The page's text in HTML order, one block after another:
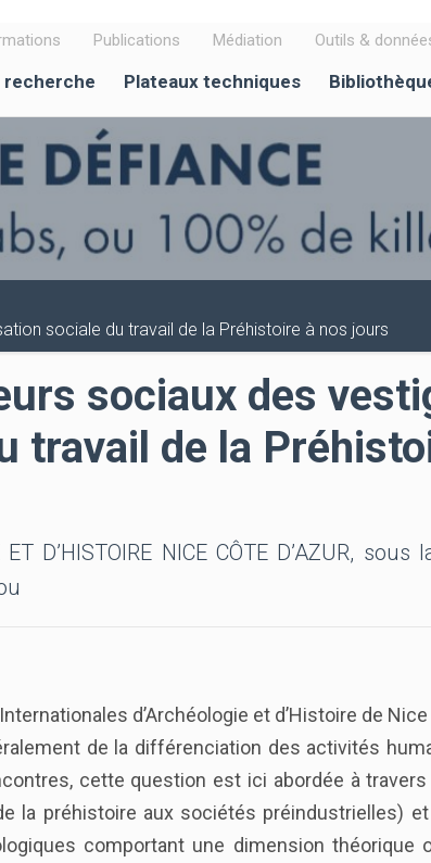
Publications Médiation Outils &
recherche Plateaux techniques
sociale du travail de la Préhistoire à nos jours
sociaux des
travail de la
ET D’HISTOIRE NICE CÔTE D’AZUR,
d’Archéologie et d’Histoire de
de la différenciation des activités
cette question est ici abordée à
la préhistoire aux sociétés préindustrielles)
comportant une dimension théorique